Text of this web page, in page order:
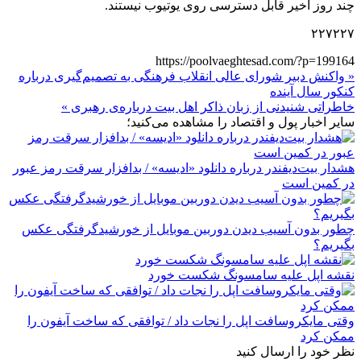
چند روز اخیر قابل دسترسی روی یوتیوب نیستند.
۲۲۷۲۲۷
https://poolvaeghtesad.com/?p=199164
« واکنش دبیر شورای عالی انقلاب فرهنگی به تصمیم‌گیری درباره
کنکور سال آینده
خاطراتی شنیدنی از زبان ذاکر اهل بیت درباره‌ی رهبری »
سایر اخبار پول و اقتصاد را مشاهده می‌کنید؛
هشدار بیت‌دیفندر درباره دانلود «ادیسه» / بدافزار سرقت رمز عبور
در کمین است
چطور بدون آسیب دیدن دوربین موبایل از خورشیدگرفتگی عکس
بگیریم؟
نقشه اپل علیه سامسونگ شکست خورد
وقتی مایکروسافت اپل را نجات داد / توافقی که ساخت آیفون را
ممکن کرد
نظر خود را ارسال کنید